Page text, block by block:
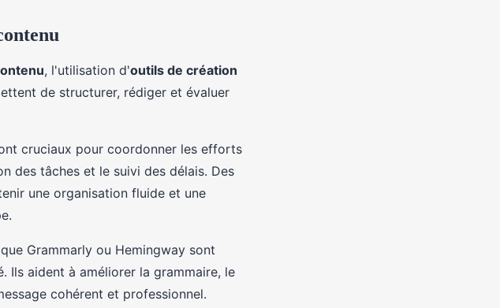
, l'utilisation d'outils de création
de structurer, rédiger et évaluer
cruciaux pour coordonner les efforts
des tâches et le suivi des délais. Des
une organisation fluide et une
Grammarly ou Hemingway sont
Ils aident à améliorer la grammaire, le
cohérent et professionnel.